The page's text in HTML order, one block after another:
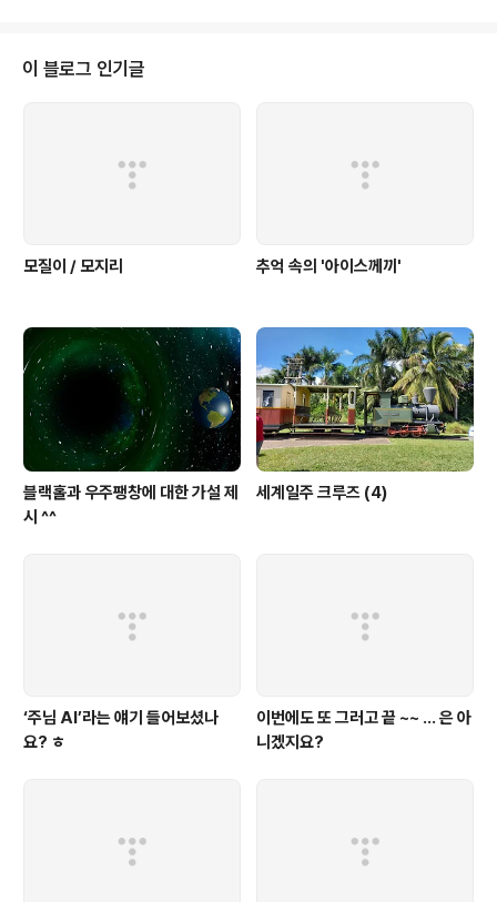
이 블로그 인기글
모질이 / 모지리 추억 속의 '아이스께끼'
블랙홀과 우주팽창에 대한 가설 제
시 ^^
세계일주 크루즈 (4)
‘주님 AI’라는 얘기 들어보셨나
요? ㅎ
이번에도 또 그러고 끝 ~~ ... 은 아
니겠지요?